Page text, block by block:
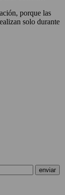
porque las
solo durante